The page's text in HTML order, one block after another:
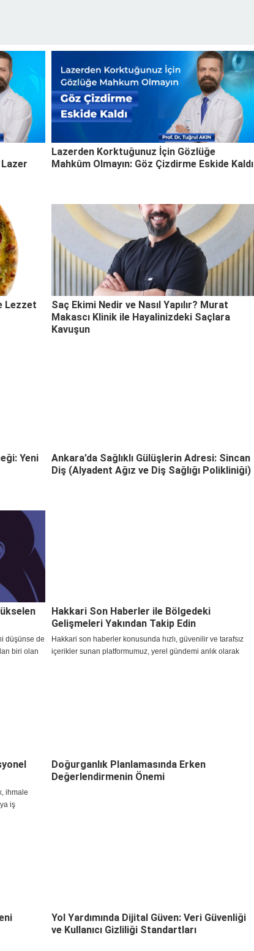
Lazer
Lazerden Korktuğunuz İçin Gözlüğe
Mahkûm Olmayın: Göz Çizdirme Eskide Kaldı
Lezzet
Saç Ekimi Nedir ve Nasıl Yapılır? Murat
Makascı Klinik ile Hayalinizdeki Saçlara
Kavuşun
Yeni
Ankara’da Sağlıklı Gülüşlerin Adresi: Sincan
Diş (Alyadent Ağız ve Diş Sağlığı Polikliniği)
düşünse de
biri olan
Hakkari Son Haberler ile Bölgedeki
Gelişmeleri Yakından Takip Edin
Hakkari son haberler konusunda hızlı, güvenilir ve tarafsız
içerikler sunan platformumuz, yerel gündemi anlık olarak
ihmale
iş
Doğurganlık Planlamasında Erken
Değerlendirmenin Önemi
Yol Yardımında Dijital Güven: Veri Güvenliği
ve Kullanıcı Gizliliği Standartları